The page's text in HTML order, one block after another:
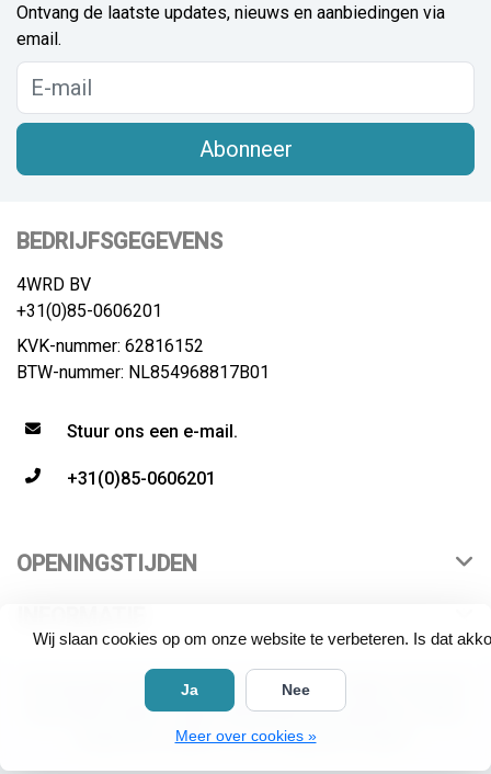
Wij slaan cookies op om onze website te verbeteren. Is dat
Ja Nee
Meer over cookies »
Ontvang de laatste updates, nieuws en aanbiedingen via
email.
Abonneer
BEDRIJFSGEGEVENS
4WRD BV
+31(0)85-0606201
KVK-nummer: 62816152
BTW-nummer: NL854968817B01
Stuur ons een e-mail.
+31(0)85-0606201
OPENINGSTIJDEN
© Copyright 2026 4WRD | distributeur All rights reserved.
All product names, logos and brands are property of their
respective owners. "Live Long and Prosper".